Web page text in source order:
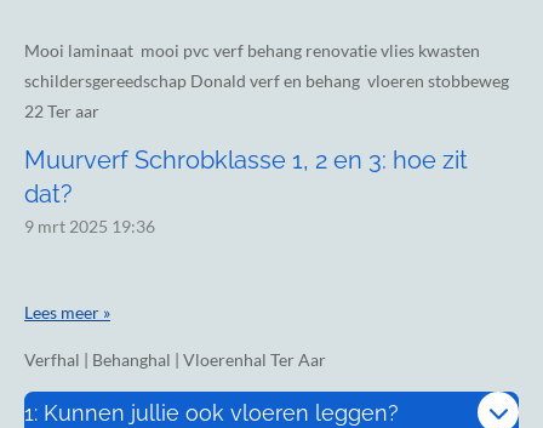
Mooi laminaat mooi pvc verf behang renovatie vlies kwasten
schildersgereedschap Donald verf en behang vloeren stobbeweg
22 Ter aar
Muurverf Schrobklasse 1, 2 en 3: hoe zit
dat?
9 mrt 2025 19:36
Lees meer »
Verfhal | Behanghal | Vloerenhal Ter Aar
1: Kunnen jullie ook vloeren leggen?